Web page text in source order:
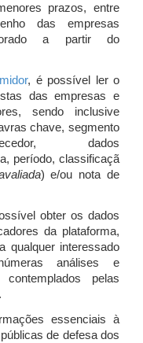
prazos, entre
das empresas
a partir do
, é possível ler o
das empresas e
sendo inclusive
chave, segmento
dados
período, classificaçã
) e/ou nota de
obter os dados
da plataforma,
qualquer interessado
análises e
pelas
essenciais à
de defesa dos